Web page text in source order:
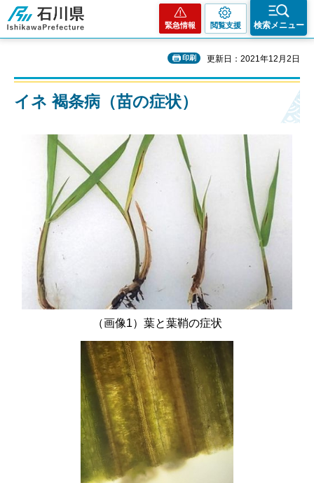
石川県
緊急情報 閲覧支援 検索メニュー
印刷 更新日：2021年12月2日
イネ 褐条病（苗の症状）
（画像1）葉と葉鞘の症状